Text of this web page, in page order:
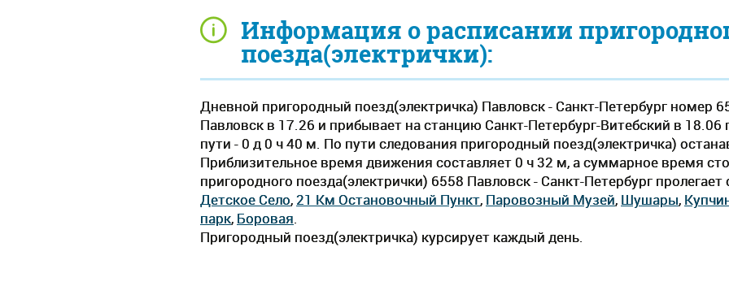
Информация о расписании
поезда(электрички):
Дневной пригородный поезд(электричка) Павловск - Санкт-Петербург номер
Павловск в 17.26 и прибывает на станцию Санкт-Петербург-Витебский в
пути - 0 д 0 ч 40 м. По пути следования пригородный поезд(электричка)
Приблизительное время движения составляет 0 ч 32 м, а суммарное время
пригородного поезда(электрички) 6558 Павловск - Санкт-Петербург
Детское Село,21 Км Остановочный Пункт, Паровозный Музей, Шушары,
парк, Боровая.
Пригородный поезд(электричка) курсирует каждый день.